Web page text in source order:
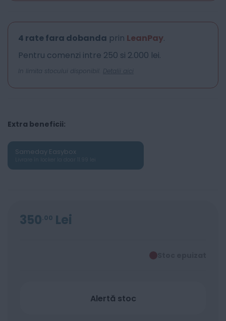
4 rate fara dobanda prin LeanPay.
Pentru comenzi intre 250 si 2.000 lei.
In limita stocului disponibil. Detalii aici
Extra beneficii:
Sameday Easybox
350 00 Lei
Alertă stoc